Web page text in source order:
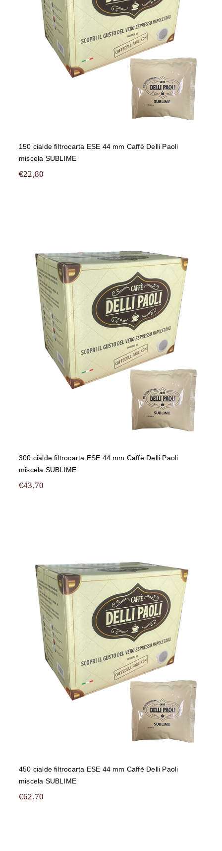
150 cialde filtrocarta ESE 44 mm
Caffè Delli Paoli miscela SUBLIME
150 cialde filtrocarta ESE 44 mm Caffè Delli Paoli
miscela SUBLIME
€22,80
300 cialde filtrocarta ESE 44 mm
Caffè Delli Paoli miscela SUBLIME
300 cialde filtrocarta ESE 44 mm Caffè Delli Paoli
miscela SUBLIME
€43,70
450 cialde filtrocarta ESE 44 mm
Caffè Delli Paoli miscela SUBLIME
450 cialde filtrocarta ESE 44 mm Caffè Delli Paoli
miscela SUBLIME
€62,70